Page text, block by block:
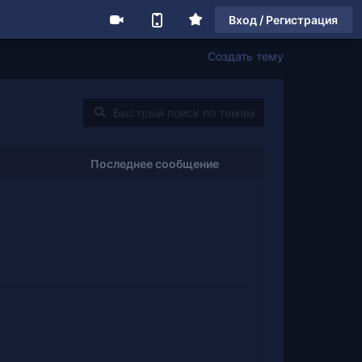
Вход / Регистрация
Создать тему
Последнее сообщение